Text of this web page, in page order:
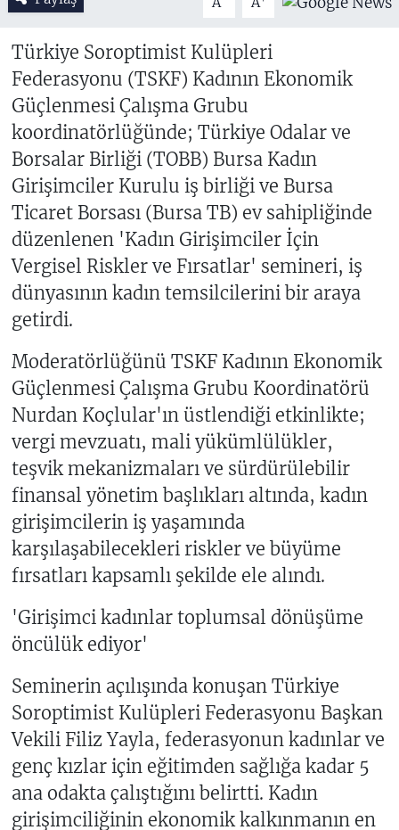
Türkiye Soroptimist Kulüpleri
Federasyonu (TSKF) Kadının Ekonomik
Güçlenmesi Çalışma Grubu
koordinatörlüğünde; Türkiye Odalar ve
Borsalar Birliği (TOBB) Bursa Kadın
Girişimciler Kurulu iş birliği ve Bursa
Ticaret Borsası (Bursa TB) ev sahipliğinde
düzenlenen 'Kadın Girişimciler İçin
Vergisel Riskler ve Fırsatlar' semineri, iş
dünyasının kadın temsilcilerini bir araya
getirdi.
Moderatörlüğünü TSKF Kadının Ekonomik
Güçlenmesi Çalışma Grubu Koordinatörü
Nurdan Koçlular'ın üstlendiği etkinlikte;
vergi mevzuatı, mali yükümlülükler,
teşvik mekanizmaları ve sürdürülebilir
finansal yönetim başlıkları altında, kadın
girişimcilerin iş yaşamında
karşılaşabilecekleri riskler ve büyüme
fırsatları kapsamlı şekilde ele alındı.
'Girişimci kadınlar toplumsal dönüşüme
öncülük ediyor'
Seminerin açılışında konuşan Türkiye
Soroptimist Kulüpleri Federasyonu Başkan
Vekili Filiz Yayla, federasyonun kadınlar ve
genç kızlar için eğitimden sağlığa kadar 5
ana odakta çalıştığını belirtti. Kadın
girişimciliğinin ekonomik kalkınmanın en